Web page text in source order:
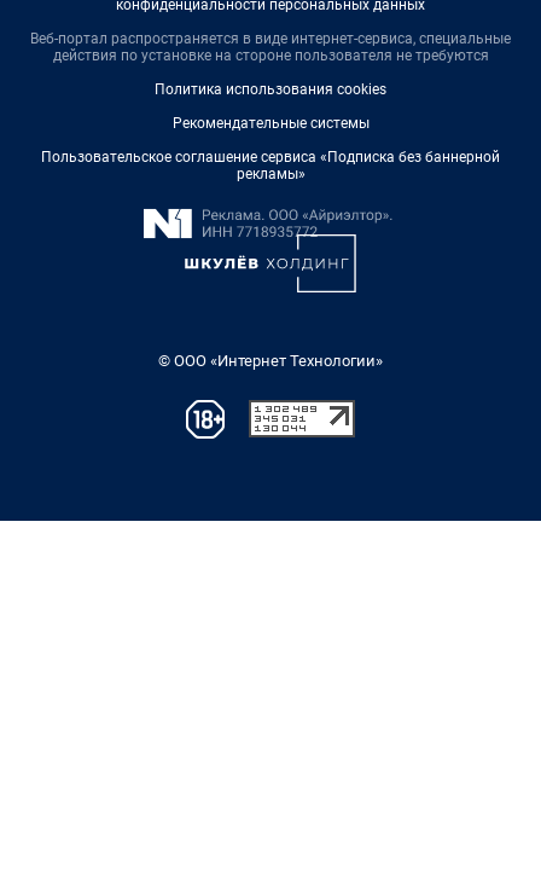
конфиденциальности персональных данных
Веб-портал распространяется в виде интернет-сервиса, специальные
действия по установке на стороне пользователя не требуются
Политика использования cookies
Рекомендательные системы
Пользовательское соглашение сервиса «Подписка без баннерной
рекламы»
© ООО «Интернет Технологии»